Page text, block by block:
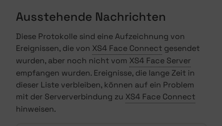
Ausstehende Nachrichten
Diese Protokolle sind eine Aufzeichnung von
Ereignissen, die von XS4 Face Connect gesendet
wurden, aber noch nicht vom XS4 Face Server
empfangen wurden. Ereignisse, die lange Zeit in
dieser Liste verbleiben, können auf ein Problem
mit der Serververbindung zu XS4 Face Connect
hinweisen.